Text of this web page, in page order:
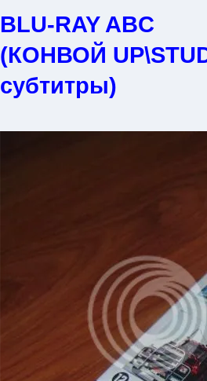
BLU-RAY ABC
(КОНВОЙ
субтитры)